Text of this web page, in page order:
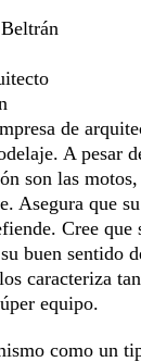
de
A pesar
son las
Asegura que
Cree
buen sentido
caracteriza
equipo.
como un